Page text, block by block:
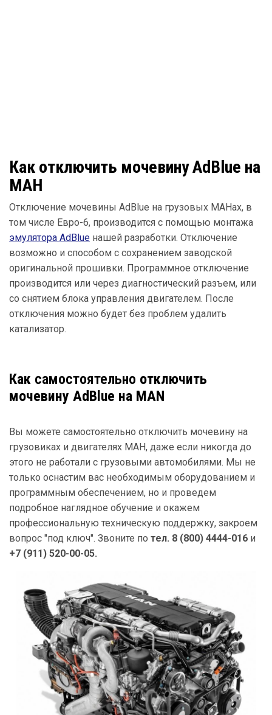
Как отключить мочевину AdBlue на
МАН
Отключение мочевины AdBlue на грузовых МАНах, в
том числе Евро-6, производится с помощью монтажа
эмулятора AdBlue нашей разработки. Отключение
возможно и способом с сохранением заводской
оригинальной прошивки. Программное отключение
производится или через диагностический разъем, или
со снятием блока управления двигателем. После
отключения можно будет без проблем удалить
катализатор.
Как самостоятельно отключить
мочевину AdBlue на MAN
Вы можете самостоятельно отключить мочевину на
грузовиках и двигателях МАН, даже если никогда до
этого не работали с грузовыми автомобилями. Мы не
только оснастим вас необходимым оборудованием и
программным обеспечением, но и проведем
подробное наглядное обучение и окажем
профессиональную техническую поддержку, закроем
вопрос "под ключ". Звоните по тел. 8 (800) 4444-016 и
+7 (911) 520-00-05.